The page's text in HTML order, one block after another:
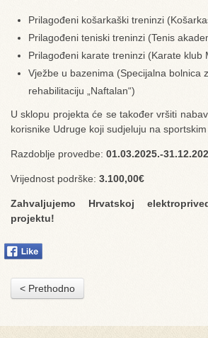
Prilagođeni košarkaški treninzi
Prilagođeni teniski treninzi (Tenis
Prilagođeni karate treninzi (Karate klub
Vježbe u bazenima (Specijalna bolnica
rehabilitaciju „Naftalan“)
U sklopu projekta će se također vršiti
korisnike Udruge koji sudjeluju na sportskim
Razdoblje provedbe: 01.03.2025.-
Vrijednost podrške: 3.100,00€
Zahvaljujemo Hrvatskoj
projektu!
< Prethodno